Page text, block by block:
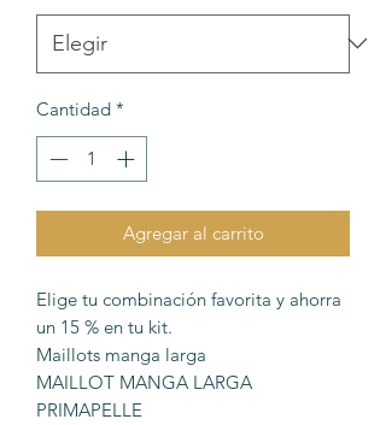
Cantidad *
Agregar al carrito
Elige tu combinación favorita y ahorra
un 15 % en tu kit.
Maillots manga larga
MAILLOT MANGA LARGA
PRIMAPELLE